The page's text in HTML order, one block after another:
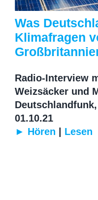
Was
Klimafragen
Radio-Interview
Weizsäcker und
01.10.21
► Hören | Lesen